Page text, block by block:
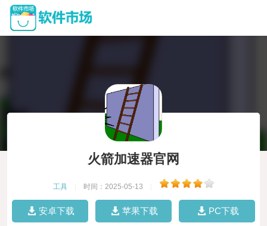
火箭加速器官网
工具 时间：2025-05-13
安卓下载 苹果下载 PC下载